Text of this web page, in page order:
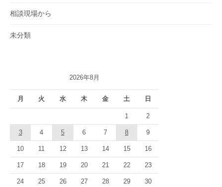
相談現場から
未分類
2026年8月
月 火 水 木 金 土 日
1 2
3 4 5 6 7 8 9
10 11 12 13 14 15 16
17 18 19 20 21 22 23
24 25 26 27 28 29 30